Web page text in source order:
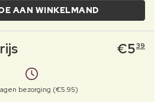
AAN WINKELMAND
€539
bezorging (€5.95)